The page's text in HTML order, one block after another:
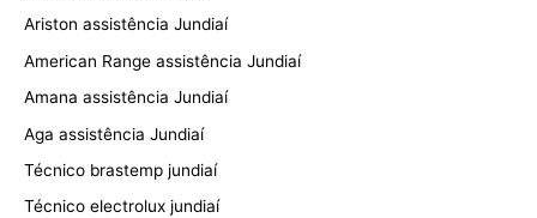
Ariston assistência Jundiaí
American Range assistência Jundiaí
Amana assistência Jundiaí
Aga assistência Jundiaí
Técnico brastemp jundiaí
Técnico electrolux jundiaí